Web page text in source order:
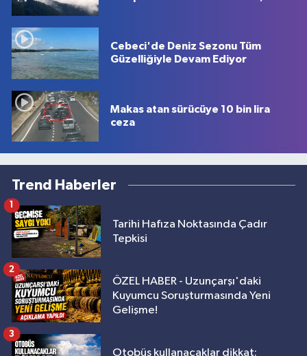
Cebeci'de Deniz Sezonu Tüm
Güzelliğiyle Devam Ediyor
Makas atan sürücüye 10 bin lira
ceza
Trend Haberler
Tarihi Hafıza Noktasında Çadır
Tepkisi
1
ÖZEL HABER - Uzunçarşı'daki
Kuyumcu Soruşturmasında Yeni
Gelişme!
2
Otobüs kullanacaklar dikkat:
3